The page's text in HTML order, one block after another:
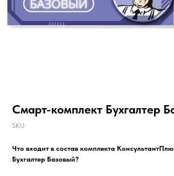
Смарт-комплект Бухгалтер
SKU:
Что входит в состав комплекта
Бухгалтер Базовый?